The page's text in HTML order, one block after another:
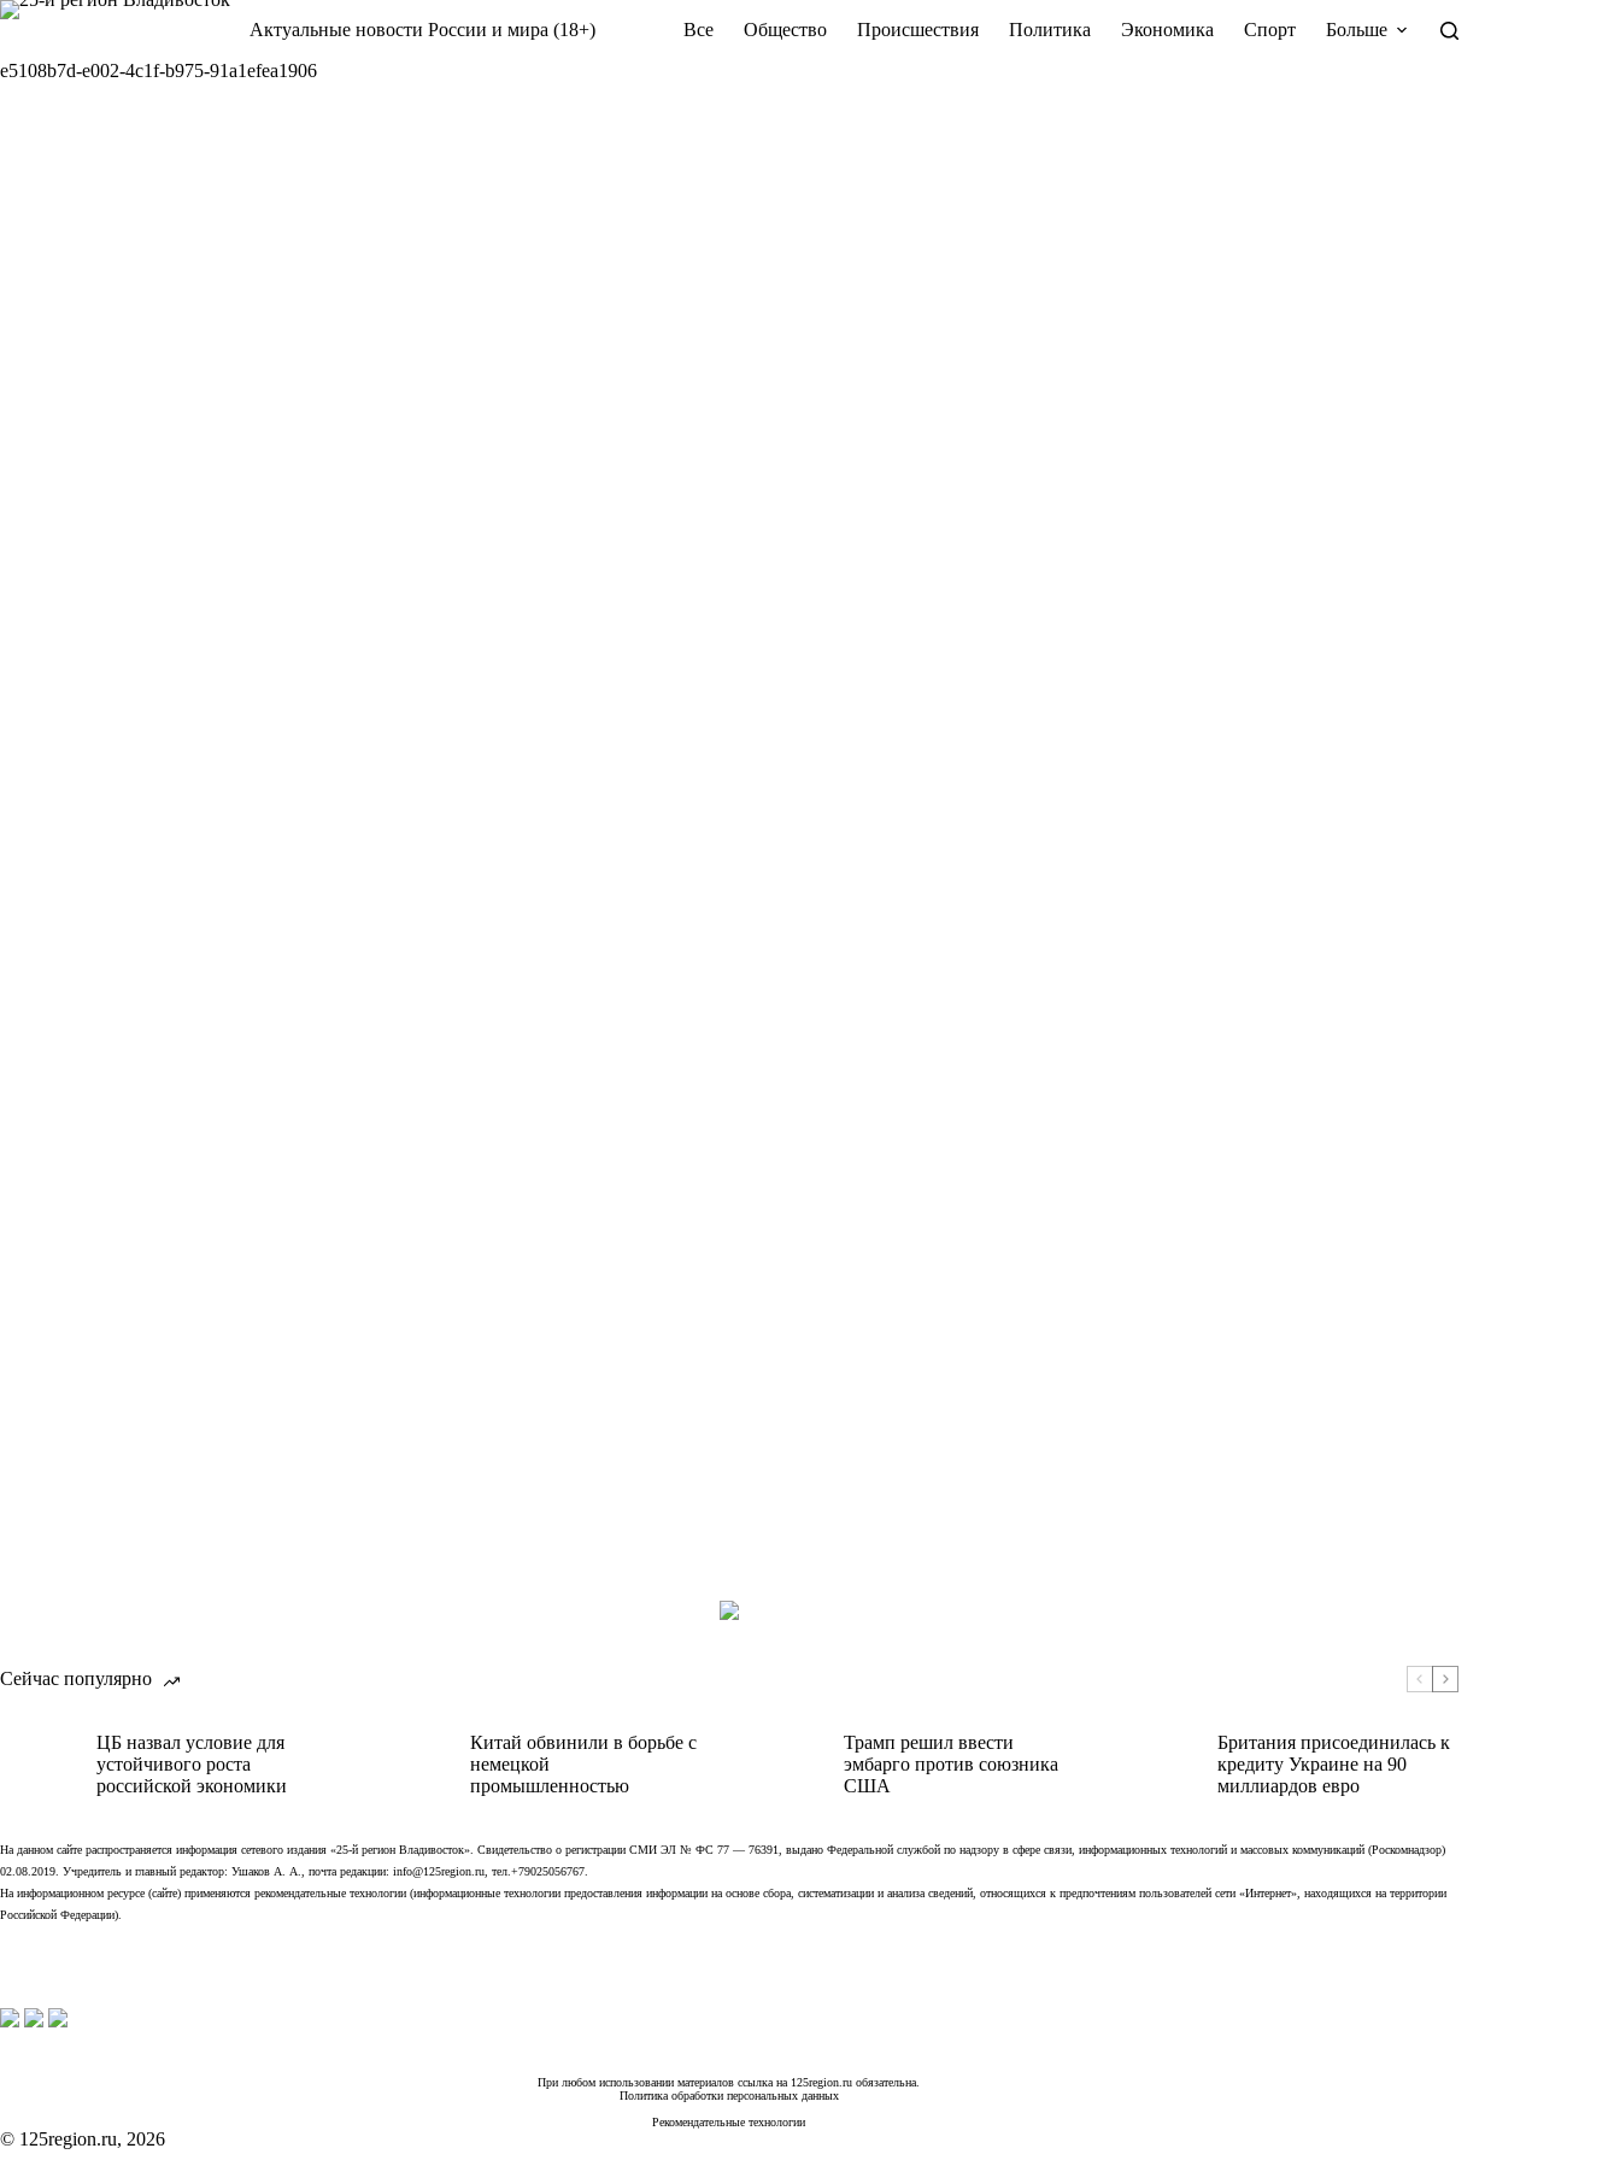
Перейти
Актуальные новости России и мира (18+) Все Общество Происшествия Политика Экономика Спорт
Больше
e5108b7d-e002-4c1f-b975-91a1efea1906
Сейчас популярно
ЦБ назвал условие для
устойчивого роста
российской экономики
Китай обвинили в борьбе с
немецкой
промышленностью
Трамп решил ввести
эмбарго против союзника
США
Британия присоединилась к
кредиту Украине на 90
миллиардов евро
На данном сайте распространяется информация сетевого издания «25-й регион Владивосток». Свидетельство о регистрации СМИ ЭЛ № ФС 77 — 76391, выдано Федеральной службой по надзору в сфере связи, информационных технологий и массовых коммуникаций (Роскомнадзор)
02.08.2019. Учредитель и главный редактор: Ушаков А. А., почта редакции: info@125region.ru, тел.+79025056767.
На информационном ресурсе (сайте) применяются рекомендательные технологии (информационные технологии предоставления информации на основе сбора, систематизации и анализа сведений, относящихся к предпочтениям пользователей сети «Интернет», находящихся на территории
Российской Федерации).
При любом использовании материалов ссылка на 125region.ru обязательна.
Политика обработки персональных данных
Рекомендательные технологии
© 125region.ru, 2026